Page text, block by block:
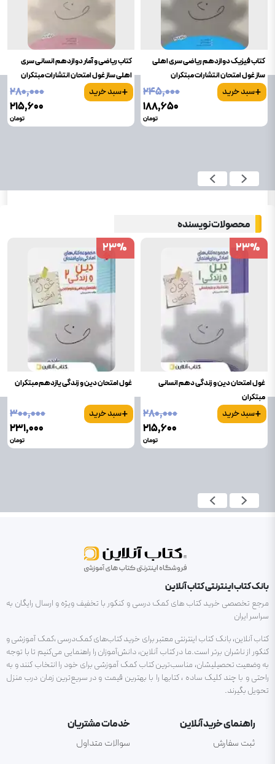
کتاب فیزیک دوازدهم ریاضی سری اهلی
ساز غول امتحان انتشارات مبتکران
+سبد خرید
۲۴۵٬۰۰۰
۱۸۸٬۶۵۰
تومان
کتاب ریاضی و آمار دوازدهم انسانی سری
اهلی ساز غول امتحان انتشارات مبتکران
+سبد خرید
۲۸۰٬۰۰۰
۲۱۵٬۶۰۰
تومان
محصولات نویسنده
غول امتحان دین و زندگی دهم انسانی
مبتکران
+سبد خرید
۲۸۰٬۰۰۰
۲۱۵٬۶۰۰
تومان
23%
23%
غول امتحان دین و زندگی یازدهم مبتکران
+سبد خرید
۳۰۰٬۰۰۰
۲۳۱٬۰۰۰
تومان
23%
23%
بانک کتاب اینترنتی کتاب آنلاین
مرجع تخصصی خرید کتاب های کمک درسی و کنکور با تخفیف ویژه و ارسال رایگان به
سراسر ایران
کتاب آنلاین، بانک کتاب اینترنتی معتبر برای خرید کتاب‌های کمک‌درسی ،کمک آموزشی و
کنکور از ناشران برتر است.ما در کتاب آنلاین، دانش‌آموزان را راهنمایی می‌کنیم تا با توجه
به وضعیت تحصیلیشان، مناسب‌ترین کتاب کمک آموزشی برای خود را انتخاب کنند و به
راحتی و با چند کلیک ساده ، کتابها را با بهترین قیمت و در سریع‌ترین زمان درب منزل
تحویل بگیرند.
راهنمای خرید آنلاین
ثبت سفارش
خدمات مشتریان
سوالات متداول